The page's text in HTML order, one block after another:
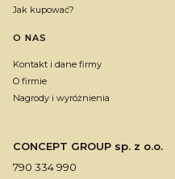
Jak kupować?
O NAS
Kontakt i dane firmy
O firmie
Nagrody i wyróżnienia
CONCEPT GROUP sp. z o.o.
790 334 990